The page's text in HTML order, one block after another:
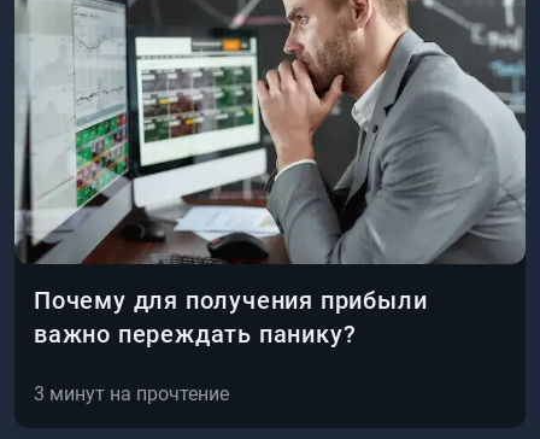
Почему для получения прибыли
важно переждать панику?
3 минут на прочтение